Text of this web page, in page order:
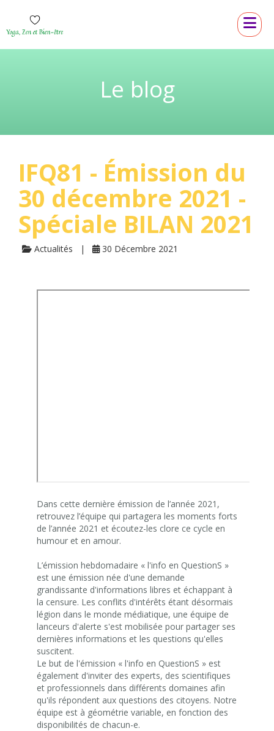
Le blog
IFQ81 - Émission du
30 décembre 2021 -
Spéciale BILAN 2021
Actualités 30 Décembre 2021
Dans cette dernière émission de l’année 2021,
retrouvez l’équipe qui partagera les moments forts
de l’année 2021 et écoutez-les clore ce cycle en
humour et en amour.
L’émission hebdomadaire « l'info en QuestionS »
est une émission née d'une demande
grandissante d'informations libres et échappant à
la censure. Les conflits d'intérêts étant désormais
légion dans le monde médiatique, une équipe de
lanceurs d'alerte s'est mobilisée pour partager ses
dernières informations et les questions qu'elles
suscitent.
Le but de l'émission « l'info en QuestionS » est
également d'inviter des experts, des scientifiques
et professionnels dans différents domaines afin
qu'ils répondent aux questions des citoyens. Notre
équipe est à géométrie variable, en fonction des
disponibilités de chacun-e.